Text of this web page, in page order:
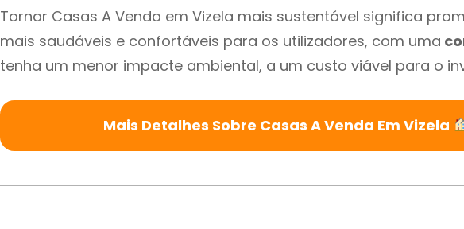
Tornar Casas A Venda em Vizela mais sustentável significa
mais saudáveis e confortáveis para os utilizadores, com uma
tenha um menor impacte ambiental, a um custo viável para o
Mais Detalhes Sobre Casas A Venda Em Vizela